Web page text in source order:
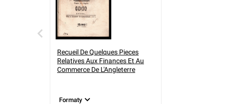
Recueil De Quelques Pieces
Relatives Aux Finances Et Au
Commerce De L'Angleterre
Formaty